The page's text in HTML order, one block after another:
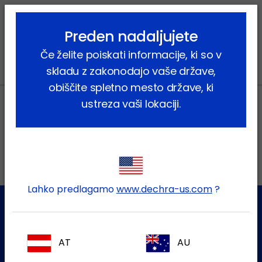
lock_outline search menu
August
Lokalni naslovi
Služba za stranke
Za dodatne informacije se obrnite na našo ekipo za pomoč
Preden nadaljujete
Če želite poiskati informacije, ki so v
skladu z zakonodajo vaše države,
obiščite spletno mesto države, ki
ustreza vaši lokaciji.
Lahko predlagamowww.dechra-us.com?
AT AU